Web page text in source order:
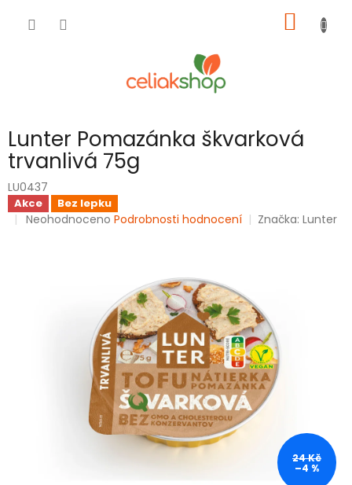
KOŠÍK
Lunter Pomazánka škvarková
trvanlivá 75g
LU0437
Akce Bez lepku
Průměrné
Neohodnoceno Podrobnosti hodnocení Značka: Lunter
24 Kč
–4 %